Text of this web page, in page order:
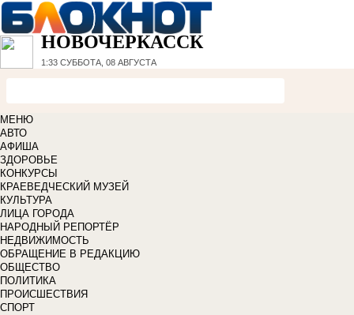
НОВОЧЕРКАССК
1:33 СУББОТА, 08 АВГУСТА
МЕНЮ
АВТО
АФИША
ЗДОРОВЬЕ
КОНКУРСЫ
КРАЕВЕДЧЕСКИЙ МУЗЕЙ
КУЛЬТУРА
ЛИЦА ГОРОДА
НАРОДНЫЙ РЕПОРТЁР
НЕДВИЖИМОСТЬ
ОБРАЩЕНИЕ В РЕДАКЦИЮ
ОБЩЕСТВО
ПОЛИТИКА
ПРОИСШЕСТВИЯ
СПОРТ